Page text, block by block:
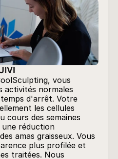
vous
activités normales
d'arrêt. Votre
les cellules
cours des semaines
réduction
amas graisseux. Vous
plus profilée et
traitées. Nous